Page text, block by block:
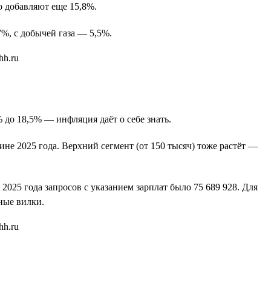
добавляют еще 15,8%.
с добычей газа — 5,5%.
до 18,5% — инфляция даёт о себе знать.
2025 года. Верхний сегмент (от 150 тысяч) тоже растёт —
года запросов с указанием зарплат было 75 689 928. Для
вилки.